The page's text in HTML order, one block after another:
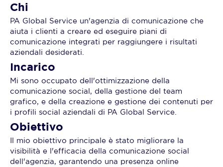
Chi
PA Global Service un'agenzia di comunicazione che
aiuta i clienti a creare ed eseguire piani di
comunicazione integrati per raggiungere i risultati
aziendali desiderati.
Incarico
Mi sono occupato dell'ottimizzazione della
comunicazione social, della gestione del team
grafico, e della creazione e gestione dei contenuti per
i profili social aziendali di PA Global Service.
Obiettivo
Il mio obiettivo principale è stato migliorare la
visibilità e l'efficacia della comunicazione social
dell'agenzia, garantendo una presenza online